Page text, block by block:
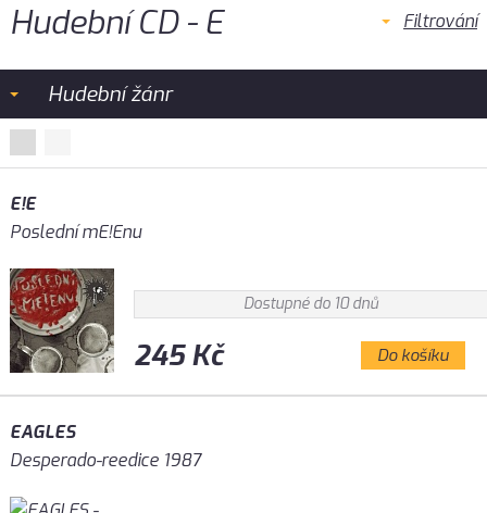
Hudební CD - E Filtrování
Hudební žánr
E!E
Poslední mE!Enu
Dostupné do 10 dnů
245 Kč Do košíku
EAGLES
Desperado-reedice 1987